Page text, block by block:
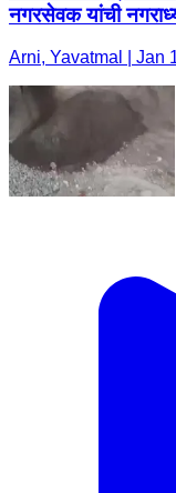
नगरसेवक यांची
Arni, Yavatmal | Jan